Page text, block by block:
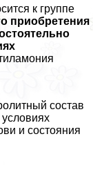
к группе
приобретения
состав
и состояния